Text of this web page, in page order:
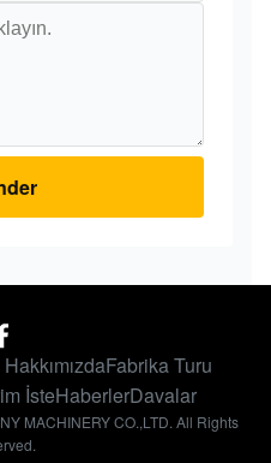
Fabrika Turu
İsteHaberlerDavalar
MACHINERY CO.,LTD. All Rights